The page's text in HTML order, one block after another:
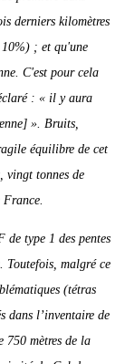
derniers kilomètres
10%) ; et qu'une
C'est pour cela
: « il y aura
». Bruits,
équilibre de cet
vingt tonnes de
France.
type 1 des pentes
Toutefois, malgré ce
(tétras
dans l’inventaire de
750 mètres de la